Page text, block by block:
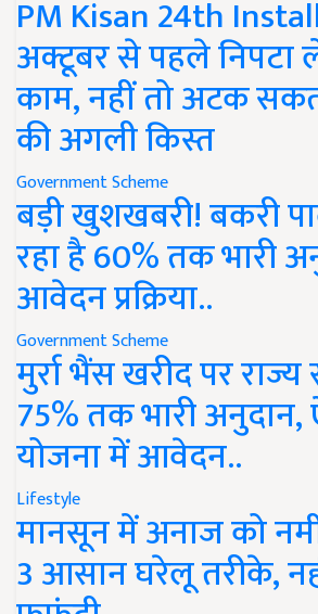
PM Kisan 24th
अक्टूबर से पहले निपटा
काम, नहीं तो अटक
की अगली किस्त
Government Scheme
बड़ी खुशखबरी! बकरी
रहा है 60% तक भारी
आवेदन प्रक्रिया..
Government Scheme
मुर्रा भैंस खरीद पर
75% तक भारी
योजना में आवेदन..
Lifestyle
मानसून में अनाज को
3 आसान घरेलू तरीके,